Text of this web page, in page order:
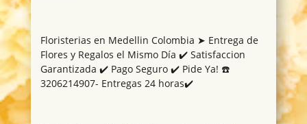
Floristerias en Medellin Colombia ➤ Entrega de
Flores y Regalos el Mismo Día ✔️ Satisfaccion
Garantizada ✔️ Pago Seguro ✔️ Pide Ya! ☎️
3206214907- Entregas 24 horas✔️